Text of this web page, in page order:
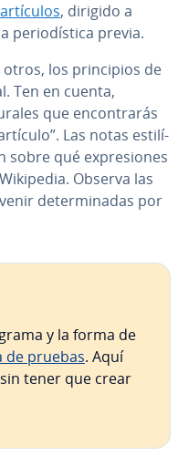
, dirigido a
pe­rio­dí­s­ti­ca previa.
los pri­n­ci­pios de
Ten en cuenta,
que en­co­n­tra­rás
Las notas es­ti­lí­
sobre qué ex­pre­sio­nes
Observa las
de­te­r­mi­na­das por
y la forma de
de pruebas. Aquí
tener que crear